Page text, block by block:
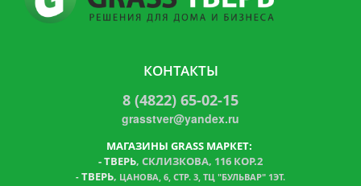
КОНТАКТЫ
8 (4822) 65-02-15
grasstver@yandex.ru
МАГАЗИНЫ GRASS МАРКЕТ:
-ТВЕРЬ, СКЛИЗКОВА, 116 КОР.2
- ТВЕРЬ, ЦАНОВА, 6, СТР. 3, ТЦ "БУЛЬВАР" 1ЭТ.